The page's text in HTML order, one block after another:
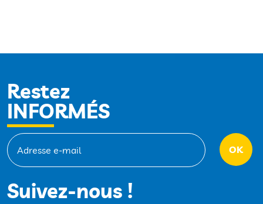
Restez
INFORMÉS
Suivez-nous !